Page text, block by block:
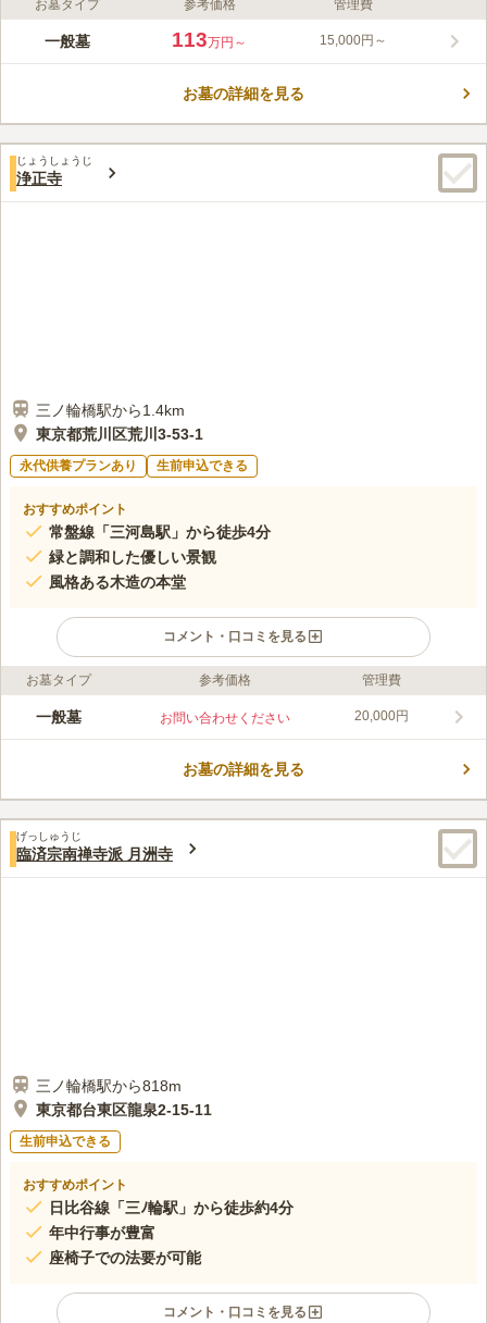
ライフドット編集部のコメント
「入谷駅」から徒歩5分、「鶯谷駅」から徒歩9分と、好立地で、
も良好です。 永代供養墓も設置されており、後継者のいない
口コミ評価
この霊園はまだ誰からも評価されていません。
お墓タイプ 参考価格 管理費
一般墓 113万円～ 15,000円～
お墓の詳細を見る
じょうしょうじ
浄正寺
三ノ輪橋駅から1.4km
東京都荒川区荒川3-53-1
永代供養プランあり 生前申込できる
おすすめポイント
常盤線「三河島駅」から徒歩4分
緑と調和した優しい景観
風格ある木造の本堂
コメント・口コミを見る
ライフドット編集部のコメント
常盤線「三河島駅」から徒歩4分、他の近隣駅からも有料バスを
された墓域は足元の心配なくスムーズに歩くことが出来、緑との
口コミ評価
この霊園はまだ誰からも評価されていません。
お墓タイプ 参考価格 管理費
一般墓 お問い合わせください 20,000円
お墓の詳細を見る
げっしゅうじ
臨済宗南禅寺派 月洲寺
三ノ輪橋駅から818m
東京都台東区龍泉2-15-11
生前申込できる
おすすめポイント
日比谷線「三ﾉ輪駅」から徒歩約4分
年中行事が豊富
座椅子での法要が可能
コメント・口コミを見る